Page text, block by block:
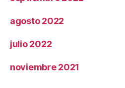
agosto 2022
julio 2022
noviembre 2021